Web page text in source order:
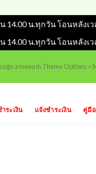
น.ทุกวัน โอนหลังเ
น.ทุกวัน โอนหลังเ
a menu in Theme Options >
ระเงิน แจ้งชำระเงิน คู่มือ